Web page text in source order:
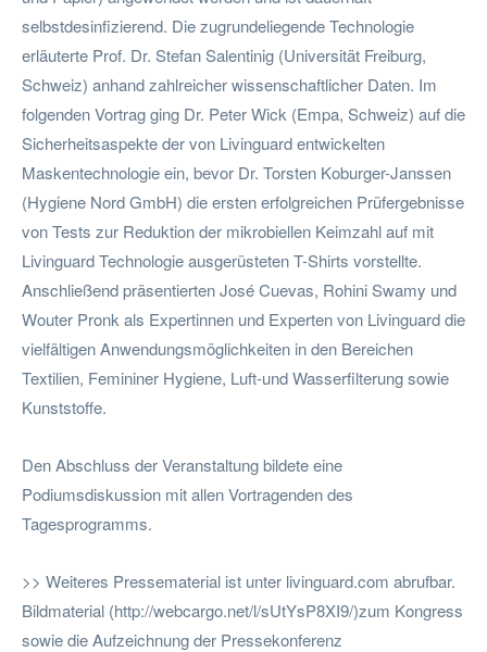
selbstdesinfizierend. Die zugrundeliegende Technologie
erläuterte Prof. Dr. Stefan Salentinig (Universität Freiburg,
Schweiz) anhand zahlreicher wissenschaftlicher Daten. Im
folgenden Vortrag ging Dr. Peter Wick (Empa, Schweiz) auf die
Sicherheitsaspekte der von Livinguard entwickelten
Maskentechnologie ein, bevor Dr. Torsten Koburger-Janssen
(Hygiene Nord GmbH) die ersten erfolgreichen Prüfergebnisse
von Tests zur Reduktion der mikrobiellen Keimzahl auf mit
Livinguard Technologie ausgerüsteten T-Shirts vorstellte.
Anschließend präsentierten José Cuevas, Rohini Swamy und
Wouter Pronk als Expertinnen und Experten von Livinguard die
vielfältigen Anwendungsmöglichkeiten in den Bereichen
Textilien, Femininer Hygiene, Luft-und Wasserfilterung sowie
Kunststoffe.
Den Abschluss der Veranstaltung bildete eine
Podiumsdiskussion mit allen Vortragenden des
Tagesprogramms.
>> Weiteres Pressematerial ist unter livinguard.com abrufbar.
Bildmaterial (http://webcargo.net/l/sUtYsP8XI9/)zum Kongress
sowie die Aufzeichnung der Pressekonferenz